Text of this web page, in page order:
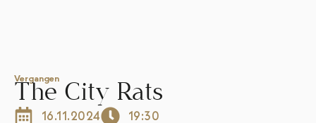
Vergangen
The City Rats
16.11.2024 19:30